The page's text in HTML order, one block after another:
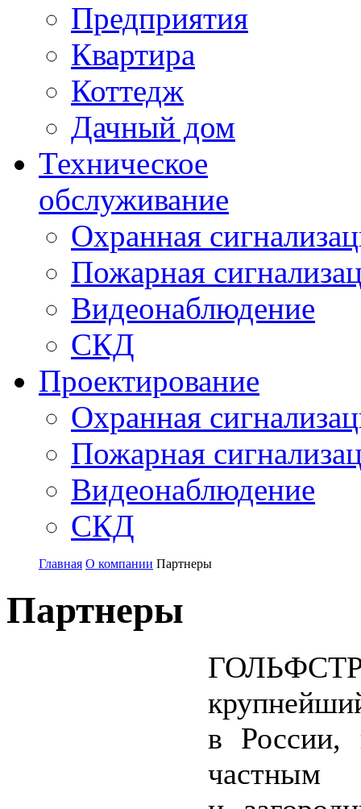
Предприятия
Квартира
Коттедж
Дачный дом
Техническое
обслуживание
Охранная
Пожарная
Видеонаблюдение
СКД
Проектирование
Охранная
Пожарная
Видеонаблюдение
СКД
Главная О компании Партнеры
Партнеры
в России,